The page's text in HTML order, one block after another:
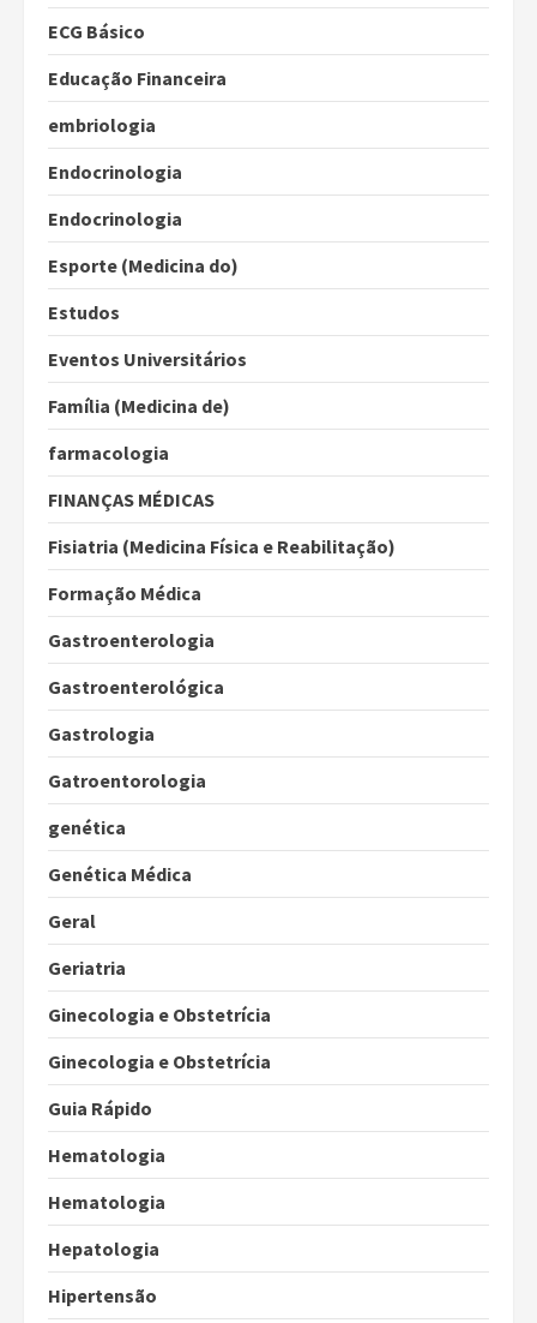
ECG Básico
Educação Financeira
embriologia
Endocrinologia
Endocrinologia
Esporte (Medicina do)
Estudos
Eventos Universitários
Família (Medicina de)
farmacologia
FINANÇAS MÉDICAS
Fisiatria (Medicina Física e Reabilitação)
Formação Médica
Gastroenterologia
Gastroenterológica
Gastrologia
Gatroentorologia
genética
Genética Médica
Geral
Geriatria
Ginecologia e Obstetrícia
Ginecologia e Obstetrícia
Guia Rápido
Hematologia
Hematologia
Hepatologia
Hipertensão